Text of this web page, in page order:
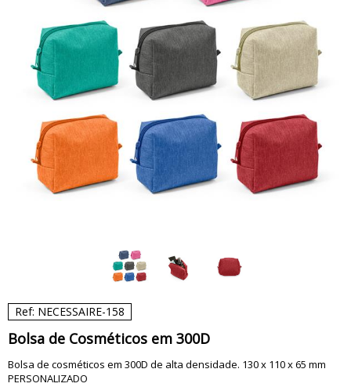
Ref: NECESSAIRE-158
Bolsa de Cosméticos em 300D
Bolsa de cosméticos em 300D de alta densidade. 130 x 110 x 65 mm
PERSONALIZADO